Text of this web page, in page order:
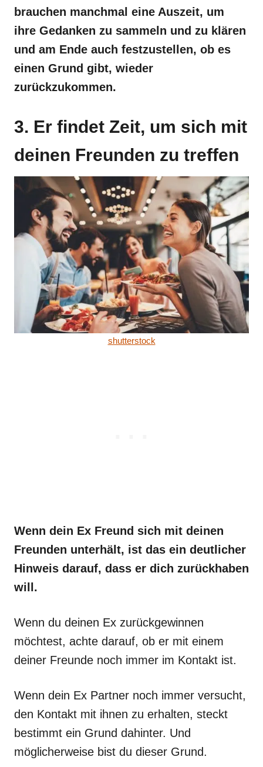
brauchen manchmal eine Auszeit, um
ihre Gedanken zu sammeln und zu klären
und am Ende auch festzustellen, ob es
einen Grund gibt, wieder
zurückzukommen.
3. Er findet Zeit, um sich mit
deinen Freunden zu treffen
shutterstock
Wenn dein Ex Freund sich mit deinen
Freunden unterhält, ist das ein deutlicher
Hinweis darauf, dass er dich zurückhaben
will.
Wenn du deinen Ex zurückgewinnen
möchtest, achte darauf, ob er mit einem
deiner Freunde noch immer im Kontakt ist.
Wenn dein Ex Partner noch immer versucht,
den Kontakt mit ihnen zu erhalten, steckt
bestimmt ein Grund dahinter. Und
möglicherweise bist du dieser Grund.